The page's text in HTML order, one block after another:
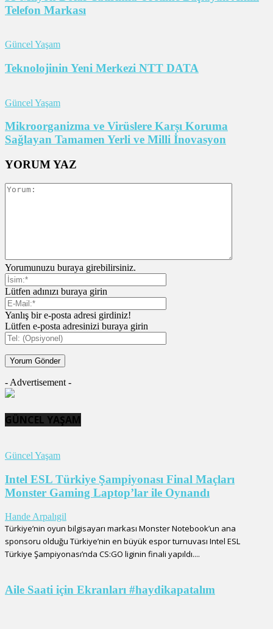
Telefon Markası
Güncel Yaşam
Teknolojinin Yeni Merkezi NTT DATA
Güncel Yaşam
Mikroorganizma ve Virüslere Karşı Koruma
Sağlayan Tamamen Yerli ve Milli İnovasyon
YORUM YAZ
Yorumunuzu buraya girebilirsiniz.
Lütfen adınızı buraya girin
Yanlış bir e-posta adresi girdiniz!
Lütfen e-posta adresinizi buraya girin
- Advertisement -
GÜNCEL YAŞAM
Güncel Yaşam
Intel ESL Türkiye Şampiyonası Final Maçları
Monster Gaming Laptop’lar ile Oynandı
Hande Arpalıgil
Türkiye’nin oyun bilgisayarı markası Monster Notebook’un ana
sponsoru olduğu Türkiye’nin en büyük espor turnuvası Intel ESL
Türkiye Şampiyonası’nda CS:GO liginin finali yapıldı....
Aile Saati için Ekranları #haydikapatalım